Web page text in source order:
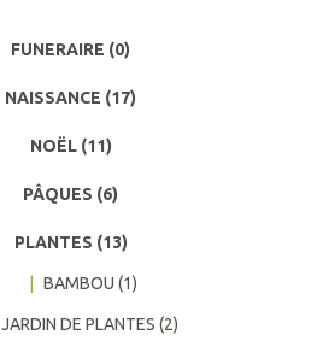
FUNERAIRE (0)
NAISSANCE (17)
NOËL (11)
PÂQUES (6)
PLANTES (13)
BAMBOU (1)
JARDIN DE PLANTES (2)